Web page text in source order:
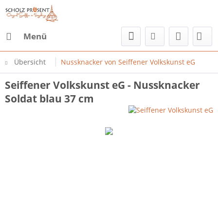
Menü
Übersicht Nussknacker von Seiffener Volkskunst eG
Seiffener Volkskunst eG - Nussknacker
Soldat blau 37 cm